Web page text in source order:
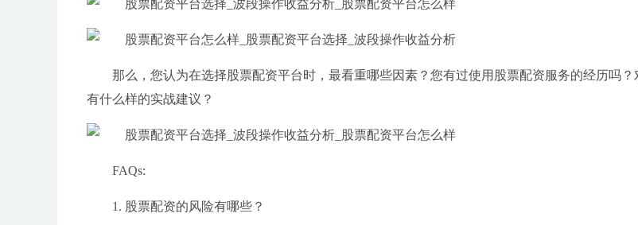
那么，您认为在选择股票配资平台时，最看重哪些因素？您有过使用股票配资服务的经历吗？
有什么样的实战建议？
FAQs:
1. 股票配资的风险有哪些？